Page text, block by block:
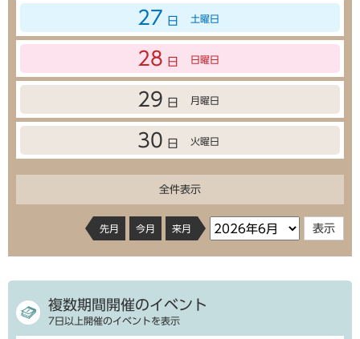
27 日 土曜日
28 日 日曜日
29 日 月曜日
30 日 火曜日
全件表示
先月 今月 来月
複数期間開催のイベント
7日以上開催のイベントを表示